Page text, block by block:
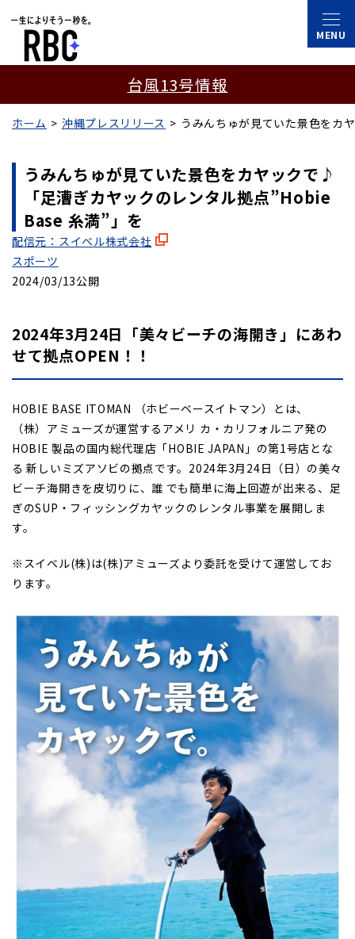
台風13号情報
ホーム 沖縄プレスリリース うみんちゅが見ていた景色をカ
うみんちゅが見ていた景色をカヤックで♪
「足漕ぎカヤックのレンタル拠点”Hobie
Base 糸満”」を
配信元：スイベル株式会社
スポーツ
2024/03/13公開
2024年3月24日「美々ビーチの海開き」にあわ
せて拠点OPEN！！
HOBIE BASE ITOMAN （ホビーベースイトマン）とは、
（株）アミューズが運営するアメリ カ・カリフォルニア発の
HOBIE 製品の国内総代理店「HOBIE JAPAN」の第1号店とな
る 新しいミズアソビの拠点です。2024年3月24日（日）の美々
ビーチ海開きを皮切りに、誰 でも簡単に海上回遊が出来る、足
ぎのSUP・フィッシングカヤックのレンタル事業を展開しま
す。
※スイベル(株)は(株)アミューズより委託を受けて運営してお
ります。